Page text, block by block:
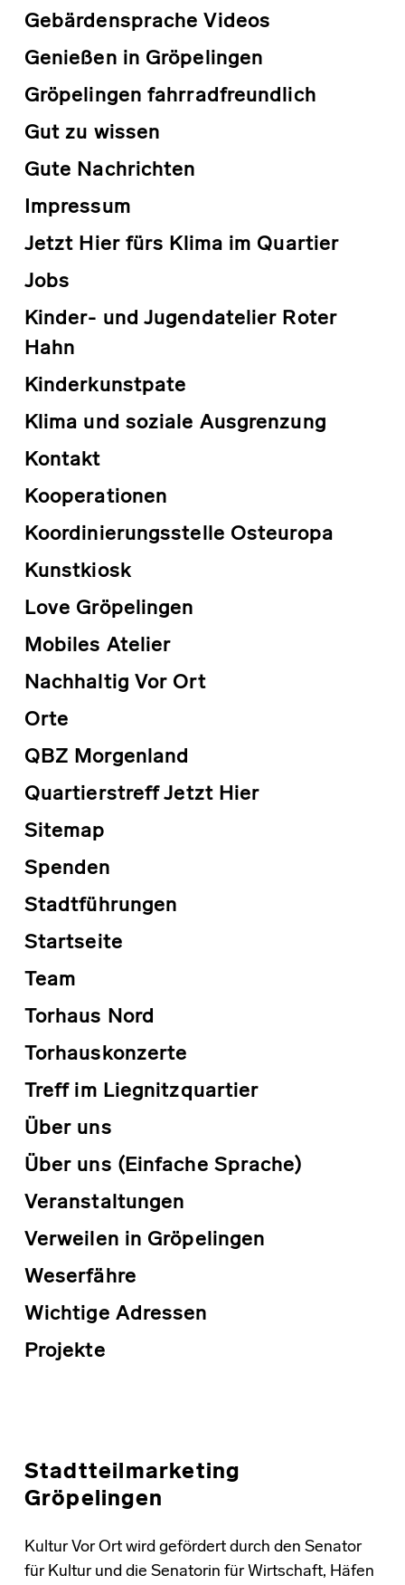
Gebärdensprache Videos
Genießen in Gröpelingen
Gröpelingen fahrradfreundlich
Gut zu wissen
Gute Nachrichten
Impressum
Jetzt Hier fürs Klima im Quartier
Jobs
Kinder- und Jugendatelier Roter
Hahn
Kinderkunstpate
Klima und soziale Ausgrenzung
Kontakt
Kooperationen
Koordinierungsstelle Osteuropa
Kunstkiosk
Love Gröpelingen
Mobiles Atelier
Nachhaltig Vor Ort
Orte
QBZ Morgenland
Quartierstreff Jetzt Hier
Sitemap
Spenden
Stadtführungen
Startseite
Team
Torhaus Nord
Torhauskonzerte
Treff im Liegnitzquartier
Über uns
Über uns (Einfache Sprache)
Veranstaltungen
Verweilen in Gröpelingen
Weserfähre
Wichtige Adressen
Projekte
Stadtteilmarketing
Gröpelingen
Kultur Vor Ort wird gefördert durch den Senator
für Kultur und die Senatorin für Wirtschaft, Häfen